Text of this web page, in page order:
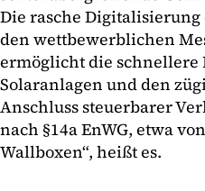
Die rasche
den wettbewerblichen
ermöglicht die
Solaranlagen und den
Anschluss steuerbarer
nach §14a EnWG, etwa
Wallboxen“, heißt es.